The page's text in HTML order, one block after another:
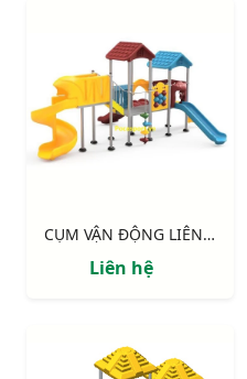
CỤM VẬN ĐỘNG LIÊN HOÀN LLDPE NIK155110HH
Liên hệ